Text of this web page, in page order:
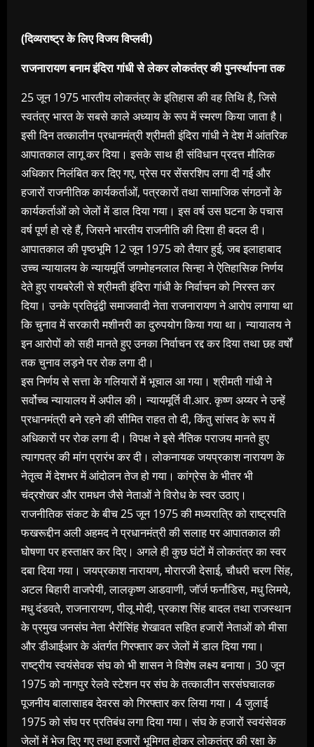
(दिव्यराष्ट्र के लिए विजय विप्लवी)
राजनारायण बनाम इंदिरा गांधी से लेकर लोकतंत्र की पुनर्स्थापना तक
25 जून 1975 भारतीय लोकतंत्र के इतिहास की वह तिथि है, जिसे
स्वतंत्र भारत के सबसे काले अध्याय के रूप में स्मरण किया जाता है।
इसी दिन तत्कालीन प्रधानमंत्री श्रीमती इंदिरा गांधी ने देश में आंतरिक
आपातकाल लागू कर दिया। इसके साथ ही संविधान प्रदत्त मौलिक
अधिकार निलंबित कर दिए गए, प्रेस पर सेंसरशिप लगा दी गई और
हजारों राजनीतिक कार्यकर्ताओं, पत्रकारों तथा सामाजिक संगठनों के
कार्यकर्ताओं को जेलों में डाल दिया गया। इस वर्ष उस घटना के पचास
वर्ष पूर्ण हो रहे हैं, जिसने भारतीय राजनीति की दिशा ही बदल दी।
आपातकाल की पृष्ठभूमि 12 जून 1975 को तैयार हुई, जब इलाहाबाद
उच्च न्यायालय के न्यायमूर्ति जगमोहनलाल सिन्हा ने ऐतिहासिक निर्णय
देते हुए रायबरेली से श्रीमती इंदिरा गांधी के निर्वाचन को निरस्त कर
दिया। उनके प्रतिद्वंद्वी समाजवादी नेता राजनारायण ने आरोप लगाया था
कि चुनाव में सरकारी मशीनरी का दुरुपयोग किया गया था। न्यायालय ने
इन आरोपों को सही मानते हुए उनका निर्वाचन रद्द कर दिया तथा छह वर्षों
तक चुनाव लड़ने पर रोक लगा दी।
इस निर्णय से सत्ता के गलियारों में भूचाल आ गया। श्रीमती गांधी ने
सर्वोच्च न्यायालय में अपील की। न्यायमूर्ति वी.आर. कृष्ण अय्यर ने उन्हें
प्रधानमंत्री बने रहने की सीमित राहत तो दी, किंतु सांसद के रूप में
अधिकारों पर रोक लगा दी। विपक्ष ने इसे नैतिक पराजय मानते हुए
त्यागपत्र की मांग प्रारंभ कर दी। लोकनायक जयप्रकाश नारायण के
नेतृत्व में देशभर में आंदोलन तेज हो गया। कांग्रेस के भीतर भी
चंद्रशेखर और रामधन जैसे नेताओं ने विरोध के स्वर उठाए।
राजनीतिक संकट के बीच 25 जून 1975 की मध्यरात्रि को राष्ट्रपति
फखरूद्दीन अली अहमद ने प्रधानमंत्री की सलाह पर आपातकाल की
घोषणा पर हस्ताक्षर कर दिए। अगले ही कुछ घंटों में लोकतंत्र का स्वर
दबा दिया गया। जयप्रकाश नारायण, मोरारजी देसाई, चौधरी चरण सिंह,
अटल बिहारी वाजपेयी, लालकृष्ण आडवाणी, जॉर्ज फर्नांडिस, मधु लिमये,
मधु दंडवते, राजनारायण, पीलू मोदी, प्रकाश सिंह बादल तथा राजस्थान
के प्रमुख जनसंघ नेता भैरोंसिंह शेखावत सहित हजारों नेताओं को मीसा
और डीआईआर के अंतर्गत गिरफ्तार कर जेलों में डाल दिया गया।
राष्ट्रीय स्वयंसेवक संघ को भी शासन ने विशेष लक्ष्य बनाया। 30 जून
1975 को नागपुर रेलवे स्टेशन पर संघ के तत्कालीन सरसंघचालक
पूजनीय बालासाहब देवरस को गिरफ्तार कर लिया गया। 4 जुलाई
1975 को संघ पर प्रतिबंध लगा दिया गया। संघ के हजारों स्वयंसेवक
जेलों में भेज दिए गए तथा हजारों भूमिगत होकर लोकतंत्र की रक्षा के